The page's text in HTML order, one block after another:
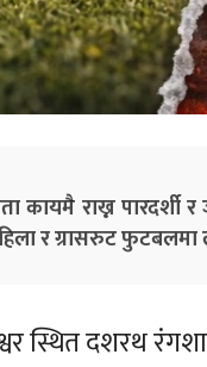
राख्न पारदर्शी
र ग्रासरुट फुटबलमा
स्थित दशरथ